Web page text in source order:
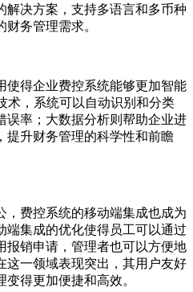
解决方案，支持多语言和多币种
务管理需求。
使得企业费控系统能够更加智能
术，系统可以自动识别和分类
误率；大数据分析则帮助企业进
提升财务管理的科学性和前瞻
，费控系统的移动端集成也成为
端集成的优化使得员工可以通过
报销申请，管理者也可以方便地
这一领域表现突出，其用户友好
得更加便捷和高效。